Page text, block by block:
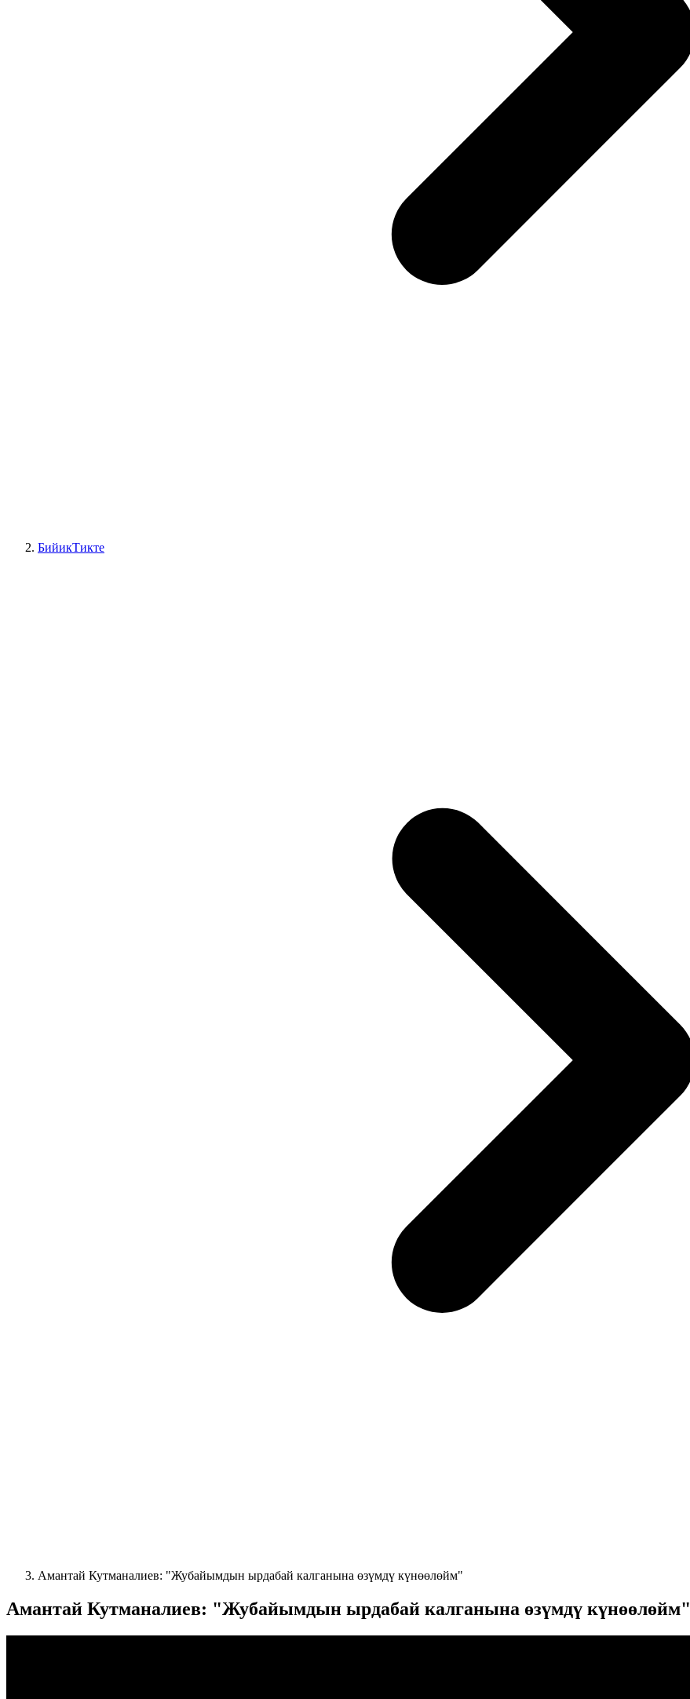
БийикТикте
Амантай Кутманалиев: "Жубайымдын ырдабай калганына өзүмдү күнөөлөйм"
Амантай Кутманалиев: "Жубайымдын ырдабай калганына өзүмдү күнөөлөйм"